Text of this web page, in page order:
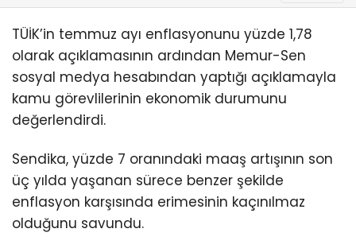
TÜİK’in temmuz ayı enflasyonunu yüzde 1,78
olarak açıklamasının ardından Memur-Sen
sosyal medya hesabından yaptığı açıklamayla
kamu görevlilerinin ekonomik durumunu
değerlendirdi.
Sendika, yüzde 7 oranındaki maaş artışının son
üç yılda yaşanan sürece benzer şekilde
enflasyon karşısında erimesinin kaçınılmaz
olduğunu savundu.